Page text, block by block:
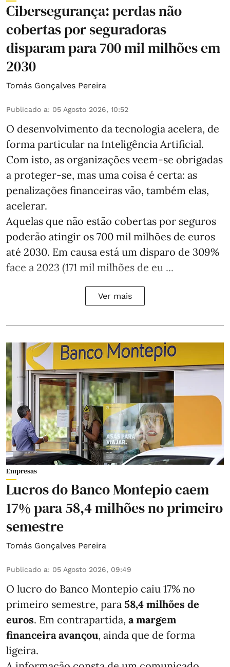
Cibersegurança: perdas não
cobertas por seguradoras
disparam para 700 mil milhões em
2030
Tomás Gonçalves Pereira
Publicado a: 05 Agosto 2026, 10:52
O desenvolvimento da tecnologia acelera, de
forma particular na Inteligência Artificial.
Com isto, as organizações veem-se obrigadas
a proteger-se, mas uma coisa é certa: as
penalizações financeiras vão, também elas,
acelerar.
Aquelas que não estão cobertas por seguros
poderão atingir os 700 mil milhões de euros
até 2030. Em causa está um disparo de 309%
face a 2023 (171 mil milhões de eu ...
Ver mais
Empresas
Lucros do Banco Montepio caem
17% para 58,4 milhões no primeiro
semestre
Tomás Gonçalves Pereira
Publicado a: 05 Agosto 2026, 09:49
O lucro do Banco Montepio caiu 17% no
primeiro semestre, para 58,4 milhões de
euros. Em contrapartida, a margem
financeira avançou, ainda que de forma
ligeira.